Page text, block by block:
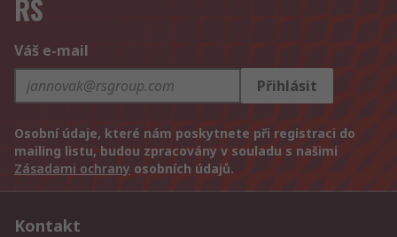
RS
Váš e-mail
Přihlásit
Osobní údaje, které nám poskytnete při registraci do
mailing listu, budou zpracovány v souladu s našimi
Zásadami ochrany osobních údajů.
Kontakt